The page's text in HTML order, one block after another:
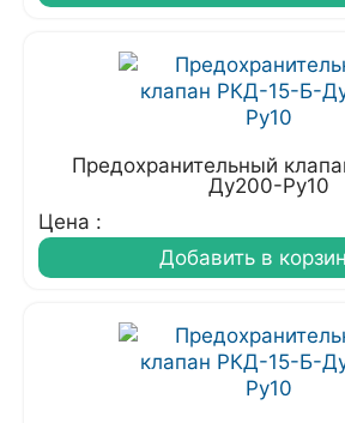
Предохранительный
Ду200-Ру10
Цена :
Добавить в